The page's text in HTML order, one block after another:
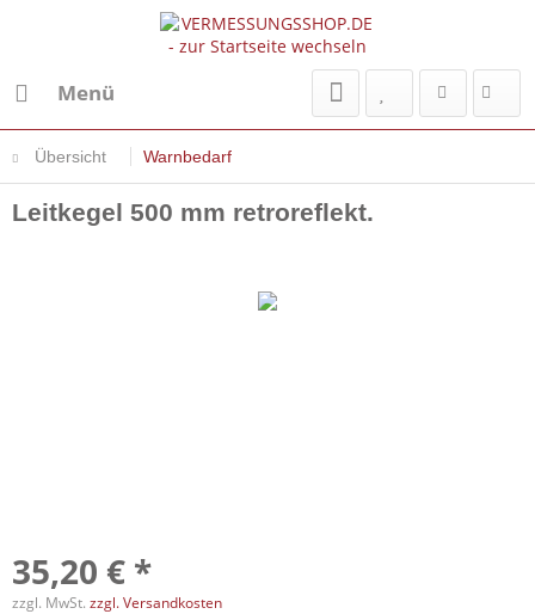
Menü
Übersicht Warnbedarf
Leitkegel 500 mm retroreflekt.
35,20 € *
zzgl. MwSt. zzgl. Versandkosten